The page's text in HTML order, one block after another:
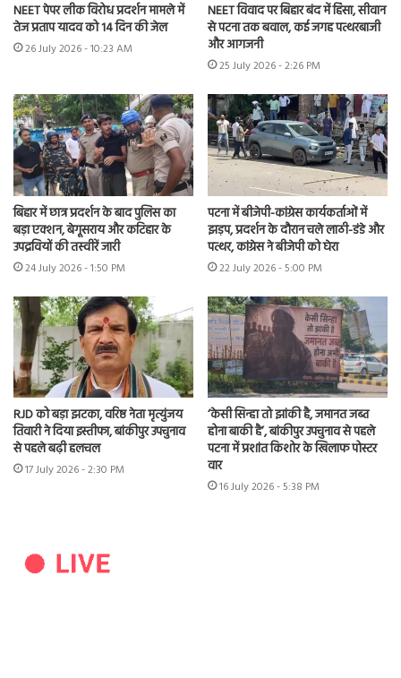
NEET पेपर लीक विरोध प्रदर्शन मामले में
तेज प्रताप यादव को 14 दिन की जेल
26 July 2026 - 10:23 AM
NEET विवाद पर बिहार बंद में हिंसा, सीवान
से पटना तक बवाल, कई जगह पत्थरबाजी
और आगजनी
25 July 2026 - 2:26 PM
बिहार में छात्र प्रदर्शन के बाद पुलिस का
बड़ा एक्शन, बेगूसराय और कटिहार के
उपद्रवियों की तस्वीरें जारी
24 July 2026 - 1:50 PM
पटना में बीजेपी-कांग्रेस कार्यकर्ताओं में
झड़प, प्रदर्शन के दौरान चले लाठी-डंडे और
पत्थर, कांग्रेस ने बीजेपी को घेरा
22 July 2026 - 5:00 PM
RJD को बड़ा झटका, वरिष्ठ नेता मृत्युंजय
तिवारी ने दिया इस्तीफा, बांकीपुर उपचुनाव
से पहले बढ़ी हलचल
17 July 2026 - 2:30 PM
‘केसी सिन्हा तो झांकी है, जमानत जब्त
होना बाकी है’, बांकीपुर उपचुनाव से पहले
पटना में प्रशांत किशोर के खिलाफ पोस्टर
वार
16 July 2026 - 5:38 PM